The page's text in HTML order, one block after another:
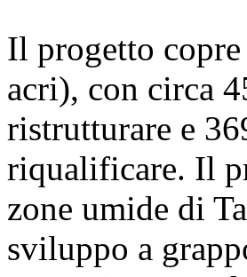
Il progetto
acri), con circa
ristrutturare e
riqualificare. Il
zone umide di
sviluppo a